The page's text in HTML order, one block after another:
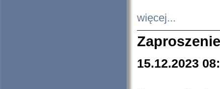
więcej...
15.12.2023